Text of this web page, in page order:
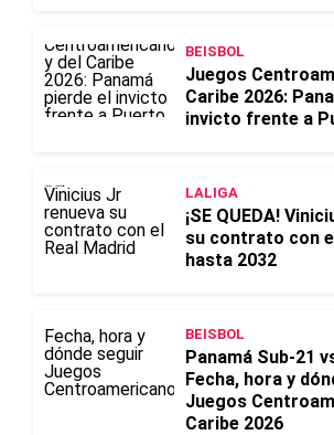
BEISBOL
Juegos
Caribe 2026:
invicto frente a
LALIGA
¡SE QUEDA!
su contrato con
hasta 2032
BEISBOL
Panamá Sub-21
Fecha, hora y
Juegos
Caribe 2026